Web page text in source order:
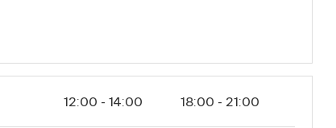
12:00 - 14:00 18:00 - 21:00